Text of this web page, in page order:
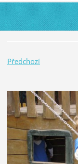
Předchozí